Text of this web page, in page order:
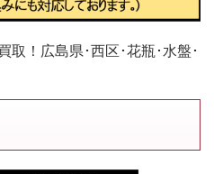
取！広島県･西区･花瓶･水盤･